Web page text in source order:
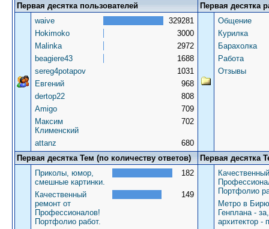
Первая десятка пользователей
Первая десятка
waive
329281
Hokimoko
3000
Malinka
2972
beagiere43
1688
sereg4potapov
1031
Евгений
968
dertop22
808
Amigo
709
Максим
Клименский
702
attanz 680
Общение
Курилка
Барахолка
Работа
Отзывы
Первая десятка Тем (по количеству ответов)
Первая десятка
Приколы, юмор,
смешные картинки.
182
Качественный
ремонт от
Профессионалов!
Портфолио работ.
149
Портфолио
Метро в
Генплана -
архитектор -